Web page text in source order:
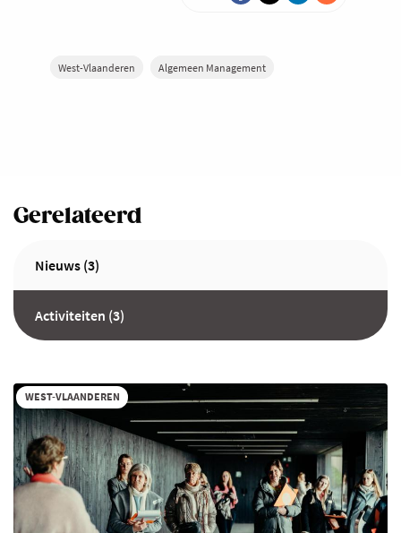
West-Vlaanderen Algemeen Management
Gerelateerd
Nieuws (3)
Activiteiten (3)
WEST-VLAANDEREN